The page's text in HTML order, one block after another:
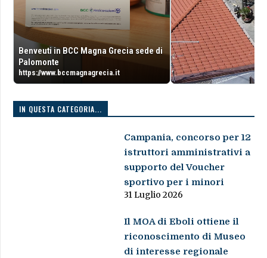
Benveuti in BCC Magna Grecia sede di
Palomonte
https://www.bccmagnagrecia.it
IN QUESTA CATEGORIA...
Campania, concorso per 12
istruttori amministrativi a
supporto del Voucher
sportivo per i minori
31 Luglio 2026
Il MOA di Eboli ottiene il
riconoscimento di Museo
di interesse regionale